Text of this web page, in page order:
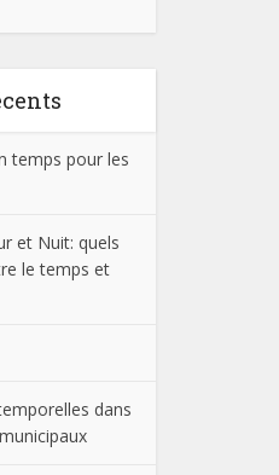
temps pour les
et Nuit: quels
le temps et
dans